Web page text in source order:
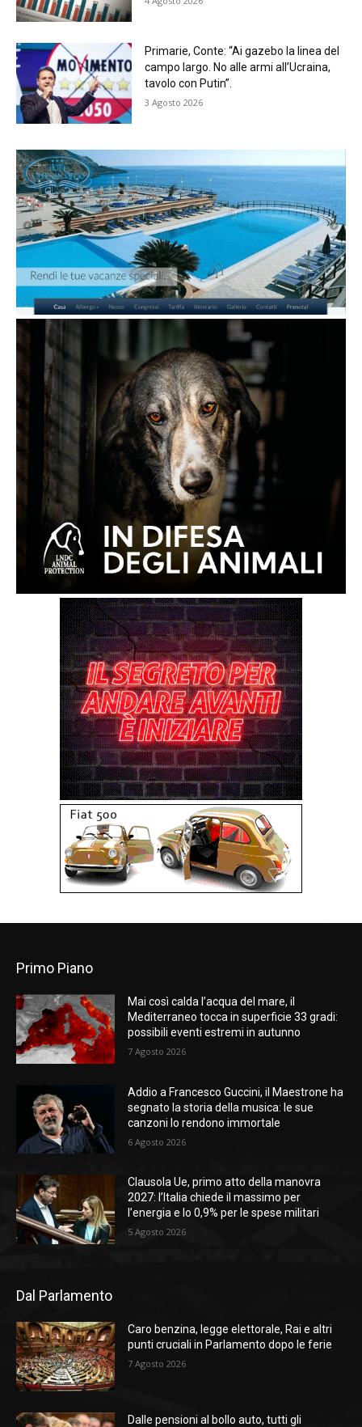
Primarie, Conte: “Ai gazebo la linea del
campo largo. No alle armi all’Ucraina,
tavolo con Putin”.
3 Agosto 2026
Primo Piano
Mai così calda l’acqua del mare, il
Mediterraneo tocca in superficie 33 gradi:
possibili eventi estremi in autunno
7 Agosto 2026
Addio a Francesco Guccini, il Maestrone ha
segnato la storia della musica: le sue
canzoni lo rendono immortale
6 Agosto 2026
Clausola Ue, primo atto della manovra
2027: l’Italia chiede il massimo per
l’energia e lo 0,9% per le spese militari
5 Agosto 2026
Dal Parlamento
Caro benzina, legge elettorale, Rai e altri
punti cruciali in Parlamento dopo le ferie
7 Agosto 2026
Dalle pensioni al bollo auto, tutti gli